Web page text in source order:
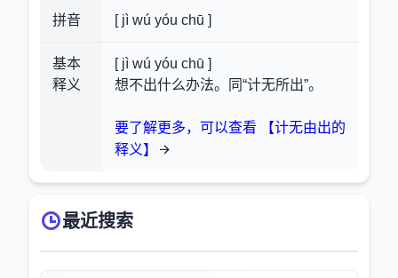
拼音 [ jì wú yóu chū ]
基本
释义
[ jì wú yóu chū ]
想不出什么办法。同“计无所出”。
要了解更多，可以查看 【计无由出的
释义】
最近搜索